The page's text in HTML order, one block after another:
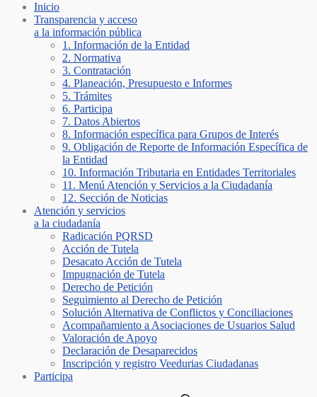
Inicio
Transparencia y acceso
a la información pública
1. Información de la Entidad
2. Normativa
3. Contratación
4. Planeación, Presupuesto e Informes
5. Trámites
6. Participa
7. Datos Abiertos
8. Información específica para Grupos de Interés
9. Obligación de Reporte de Información Específica de
la Entidad
10. Información Tributaria en Entidades Territoriales
11. Menú Atención y Servicios a la Ciudadanía
12. Sección de Noticias
Atención y servicios
a la ciudadanía
Radicación PQRSD
Acción de Tutela
Desacato Acción de Tutela
Impugnación de Tutela
Derecho de Petición
Seguimiento al Derecho de Petición
Solución Alternativa de Conflictos y Conciliaciones
Acompañamiento a Asociaciones de Usuarios Salud
Valoración de Apoyo
Declaración de Desaparecidos
Inscripción y registro Veedurias Ciudadanas
Participa